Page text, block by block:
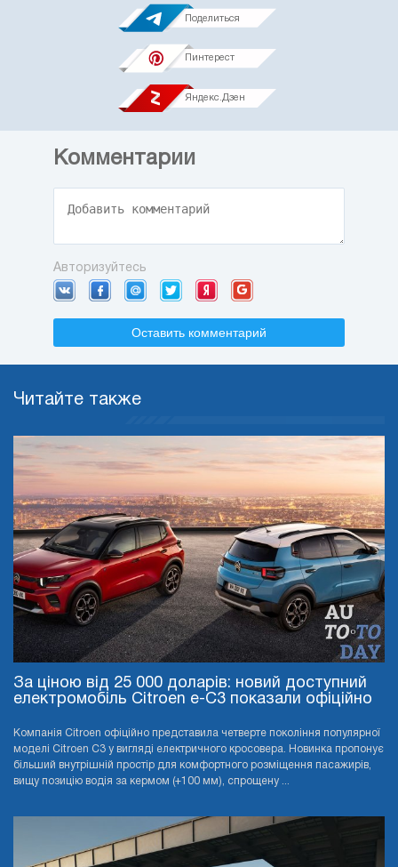
Поделиться
Пинтерест
Яндекс.Дзен
Комментарии
Авторизуйтесь
Оставить комментарий
Читайте также
За ціною від 25 000 доларів: новий доступний
електромобіль Citroen e-C3 показали офіційно
Компанія Citroen офіційно представила четверте покоління популярної
моделі Citroen C3 у вигляді електричного кросовера. Новинка пропонує
більший внутрішній простір для комфортного розміщення пасажирів,
вищу позицію водія за кермом (+100 мм), спрощену ...